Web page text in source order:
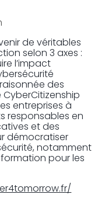
de véritables
selon 3 axes :
l’impact
des
entreprises à
responsables en
et des
démocratiser
notamment
pour les